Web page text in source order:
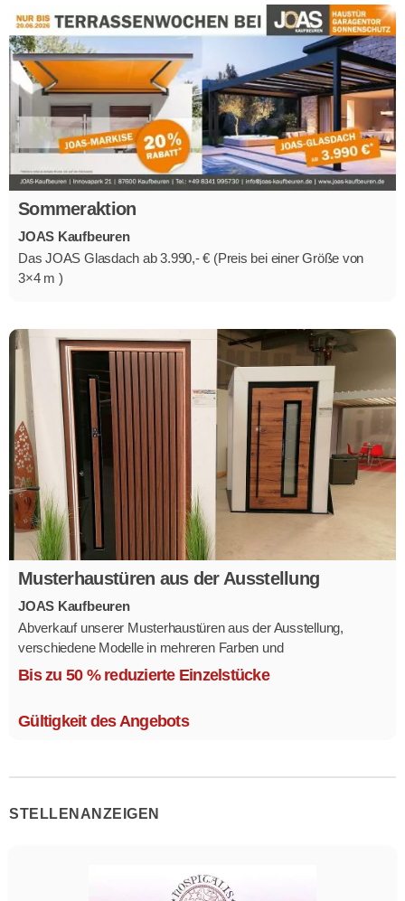
Sommeraktion
JOAS Kaufbeuren
Das JOAS Glasdach ab 3.990,- € (Preis bei einer Größe von
3×4 m )
Musterhaustüren aus der Ausstellung
JOAS Kaufbeuren
Abverkauf unserer Musterhaustüren aus der Ausstellung,
verschiedene Modelle in mehreren Farben und
Ausstattungsvarianten.
Bis zu 50 % reduzierte Einzelstücke
Gültigkeit des Angebots
STELLENANZEIGEN